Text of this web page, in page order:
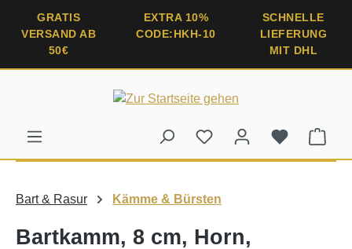
springen
GRATIS
VERSAND AB
50€
EXTRA 10%
CODE:HKH-10
SCHNELLE
LIEFERUNG
MIT DHL
Bart & Rasur Kämme & Bürsten
Bartkamm, 8 cm, Horn,